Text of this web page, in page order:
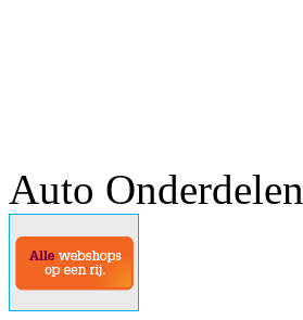
Auto Onderdelen